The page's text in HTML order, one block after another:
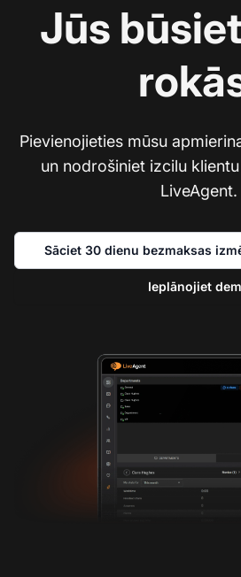
Jūs
Pievienojieties mūsu
un nodrošiniet izcilu
LiveAgent.
Sāciet 30 dienu bezmaksas
Ieplānojiet